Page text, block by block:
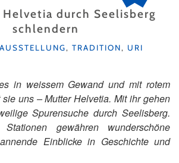
durch Seelisberg
schlendern
, TRADITION, URI
in weissem Gewand und mit rotem
uns – Mutter Helvetia. Mit ihr gehen
Spurensuche durch Seelisberg.
gewähren wunderschöne
Einblicke in Geschichte und